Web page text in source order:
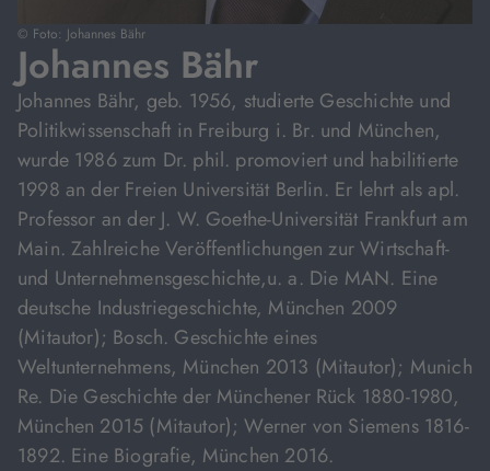
© Foto: Johannes Bähr
Johannes Bähr
Johannes Bähr, geb. 1956, studierte Geschichte und
Politikwissenschaft in Freiburg i. Br. und München,
wurde 1986 zum Dr. phil. promoviert und habilitierte
1998 an der Freien Universität Berlin. Er lehrt als apl.
Professor an der J. W. Goethe-Universität Frankfurt am
Main. Zahlreiche Veröffentlichungen zur Wirtschaft-
und Unternehmensgeschichte,u. a. Die MAN. Eine
deutsche Industriegeschichte, München 2009
(Mitautor); Bosch. Geschichte eines
Weltunternehmens, München 2013 (Mitautor); Munich
Re. Die Geschichte der Münchener Rück 1880-1980,
München 2015 (Mitautor); Werner von Siemens 1816-
1892. Eine Biografie, München 2016.